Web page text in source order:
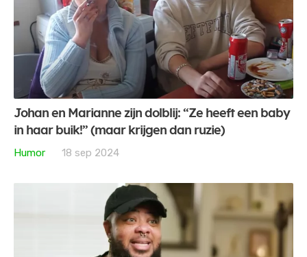
Johan en Marianne zijn dolblij: “Ze heeft een baby
in haar buik!” (maar krijgen dan ruzie)
Humor
18 sep 2024